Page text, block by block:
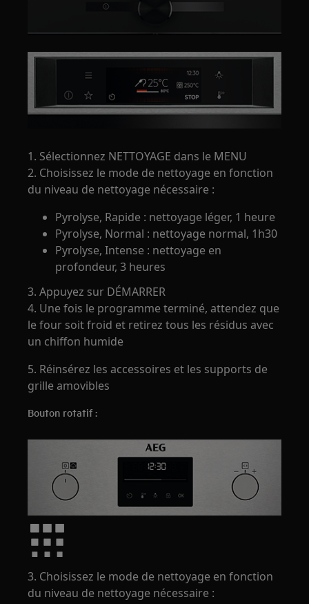
1. Sélectionnez NETTOYAGE dans le MENU
2. Choisissez le mode de nettoyage en fonction
du niveau de nettoyage nécessaire :
Pyrolyse, Rapide : nettoyage léger, 1 heure
Pyrolyse, Normal : nettoyage normal, 1h30
Pyrolyse, Intense : nettoyage en
profondeur, 3 heures
3. Appuyez sur DÉMARRER
4. Une fois le programme terminé, attendez que
le four soit froid et retirez tous les résidus avec
un chiffon humide
5. Réinsérez les accessoires et les supports de
grille amovibles
Bouton rotatif :
3. Choisissez le mode de nettoyage en fonction
du niveau de nettoyage nécessaire :